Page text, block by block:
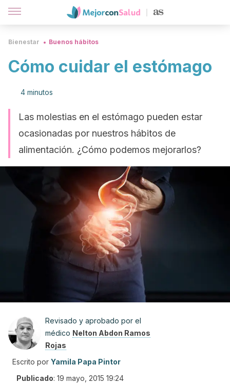
Bienestar Buenos hábitos
Cómo cuidar el estómago
4 minutos
Las molestias en el estómago pueden estar
ocasionadas por nuestros hábitos de
alimentación. ¿Cómo podemos mejorarlos?
Revisado y aprobado por el
médico Nelton Abdon Ramos
Rojas
Escrito por Yamila Papa Pintor
Publicado: 19 mayo, 2015 19:24